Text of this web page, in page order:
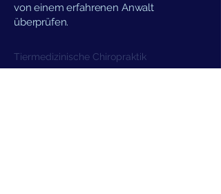
von einem erfahrenen Anwalt
überprüfen.
Tiermedizinische Chiropraktik